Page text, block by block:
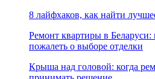
8 лайфхаков, как найти
Ремонт квартиры в Беларуси:
пожалеть о выборе отделки
Крыша над головой: когда